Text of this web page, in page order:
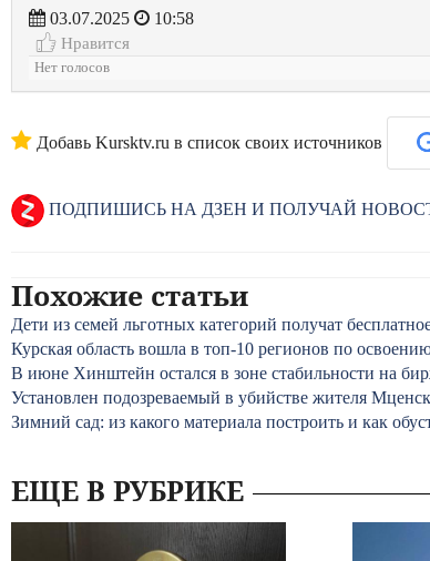
03.07.2025
10:58
Нравится
Нет голосов
Добавь Kursktv.ru в список своих источников
ПОДПИШИСЬ НА ДЗЕН И ПОЛУЧАЙ
Похожие статьи
Дети из семей льготных категорий получат
Курская область вошла в топ-10 регионов по
В июне Хинштейн остался в зоне стабильности на
Установлен подозреваемый в убийстве жителя
Зимний сад: из какого материала построить и как
ЕЩЕ В РУБРИКЕ